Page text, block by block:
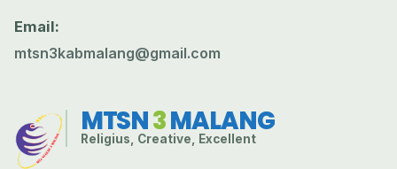
Email:
mtsn3kabmalang@gmail.com
MTSN3MALANG
Religius, Creative, Excellent